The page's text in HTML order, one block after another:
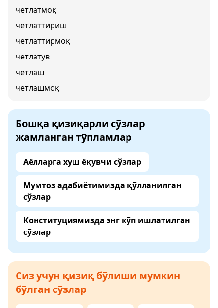
четлатмоқ
четлаттириш
четлаттирмоқ
четлатув
четлаш
четлашмоқ
Бошқа қизиқарли сўзлар
жамланган тўпламлар
Аёлларга хуш ёқувчи сўзлар
Мумтоз адабиётимизда қўлланилган
сўзлар
Конституциямизда энг кўп ишлатилган
сўзлар
Сиз учун қизиқ бўлиши мумкин
бўлган сўзлар